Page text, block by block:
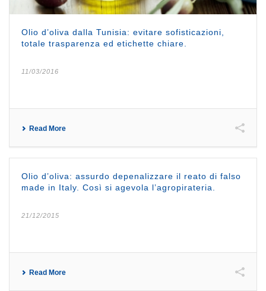
Olio d’oliva dalla Tunisia: evitare sofisticazioni,
totale trasparenza ed etichette chiare.
11/03/2016
Read More
Olio d’oliva: assurdo depenalizzare il reato di falso
made in Italy. Così si agevola l’agropirateria.
21/12/2015
Read More